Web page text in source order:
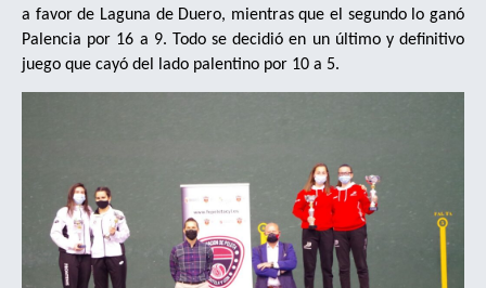
a favor de Laguna de Duero, mientras que el segundo lo ganó
Palencia por 16 a 9. Todo se decidió en un último y definitivo
juego que cayó del lado palentino por 10 a 5.